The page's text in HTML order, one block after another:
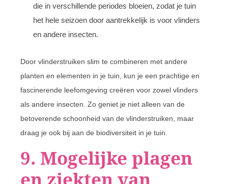
die in verschillende periodes bloeien, zodat je tuin
het hele seizoen door aantrekkelijk is voor vlinders
en andere insecten.
Door vlinderstruiken slim te combineren met andere
planten en elementen in je tuin, kun je een prachtige en
fascinerende leefomgeving creëren voor zowel vlinders
als andere insecten. Zo geniet je niet alleen van de
betoverende schoonheid van de vlinderstruiken, maar
draag je ook bij aan de biodiversiteit in je tuin.
9. Mogelijke plagen
en ziekten van